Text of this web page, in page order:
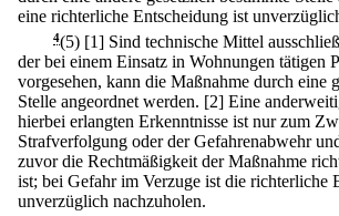
eine richterliche Entscheidung ist
4(5) [1] Sind technische Mittel
der bei einem Einsatz in Wohnungen tätigen
vorgesehen, kann die Maßnahme durch eine
Stelle angeordnet werden. [2] Eine
hierbei erlangten Erkenntnisse ist nur zum
Strafverfolgung oder der Gefahrenabwehr
zuvor die Rechtmäßigkeit der Maßnahme
ist; bei Gefahr im Verzuge ist die richterliche
unverzüglich nachzuholen.